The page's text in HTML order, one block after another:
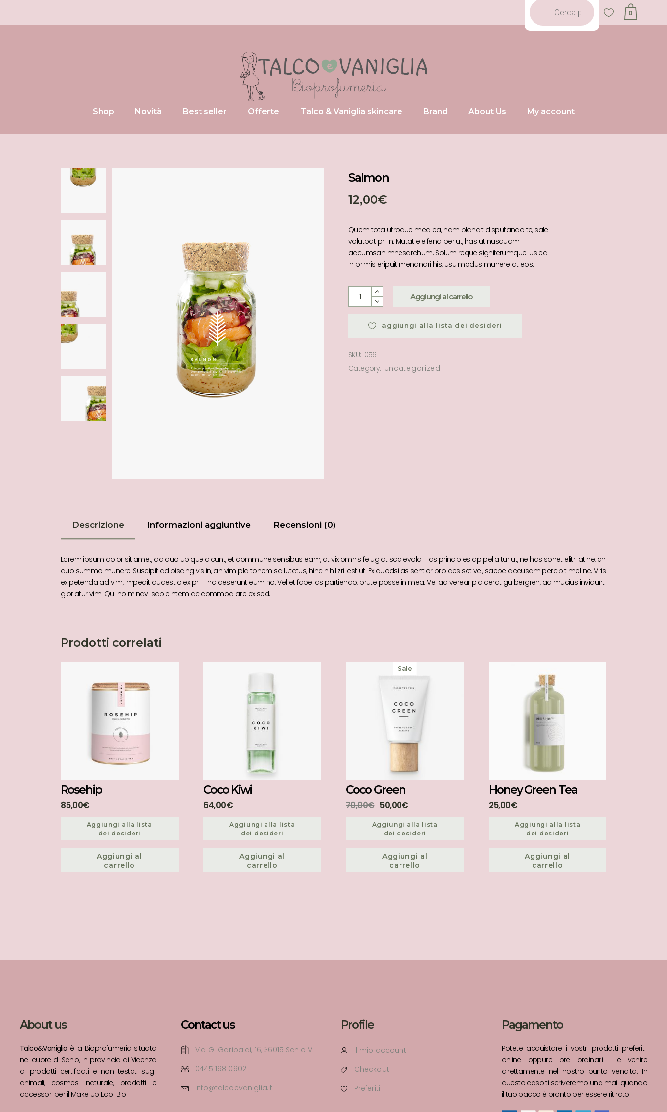
0
Shop
Corpo
Solari
Uomo
Bimbi
Casa
Idee regalo
Novità Best seller Offerte Talco & Vaniglia skincare Brand About Us My account
Casa
Salmon
12,00€
Quem tota utroque mea ea, nam blandit disputando te, sale
volutpat pri in. Mutat eleifend per ut, has ut nusquam
accumsan mnesarchum. Solum reque signiferumque ius ea.
In primis eripuit menandri his, usu modus munere at eos.
Aggiungi al carrello
aggiungi alla lista dei desideri
SKU: 056
Category: Uncategorized
Descrizione Informazioni aggiuntive Recensioni (0)
Lorem ipsum dolor sit amet, ad duo ubique dicunt, et commune sensibus eam, at vix omnis fe ugiat sca evola. Has princip es ap pella tur ut, ne has sonet elitr latine, an
quo summo munere. Suscipit adipiscing vis in, an vim pla tonem sa lutatus, hinc nihil zril est ut. Ex quodsi as sentior pro des set vel, saepe accusam percipit mel ne. Viris
ex petenda ad vim, impedit quaestio ex pri. Hinc deserunt eum no. Vel et fabellas partiendo, brute posse in mea. Vel ad verear pla cerat gu bergren, ad mucius invidunt
gloriatur vim. Qui no minavi sapie ntem ac commod are ex sed.
Prodotti correlati
Rosehip
85,00€
Aggiungi alla lista
dei desideri
Aggiungi al
carrello
Coco Kiwi
64,00€
Aggiungi alla lista
dei desideri
Aggiungi al
carrello
Sale
Coco Green
70,00€ 50,00€
Aggiungi alla lista
dei desideri
Aggiungi al
carrello
Honey Green Tea
25,00€
Aggiungi alla lista
dei desideri
Aggiungi al
carrello
About us
Talco&Vaniglia è la Bioprofumeria situata
nel cuore di Schio, in provincia di Vicenza
di prodotti certificati e non testati sugli
animali, cosmesi naturale, prodotti e
accessori per il Make Up Eco-Bio.
Contact us
Via G. Garibaldi, 16, 36015 Schio VI
0445 198 0902
info@talcoevaniglia.it
Profile
Il mio account
Checkout
Preferiti
Pagamento
Potete acquistare i vostri prodotti preferiti
online oppure pre ordinarli e venire
direttamente nel nostro punto vendita. In
questo caso ti scriveremo una mail quando
il tuo pacco è pronto per essere ritirato.